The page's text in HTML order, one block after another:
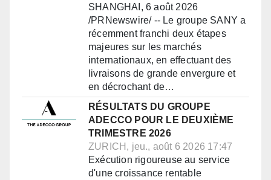
SHANGHAI, 6 août 2026
/PRNewswire/ -- Le groupe SANY a
récemment franchi deux étapes
majeures sur les marchés
internationaux, en effectuant des
livraisons de grande envergure et
en décrochant de…
RÉSULTATS DU GROUPE
ADECCO POUR LE DEUXIÈME
TRIMESTRE 2026
ZURICH, jeu., août 6 2026 17:47
Exécution rigoureuse au service
d'une croissance rentable